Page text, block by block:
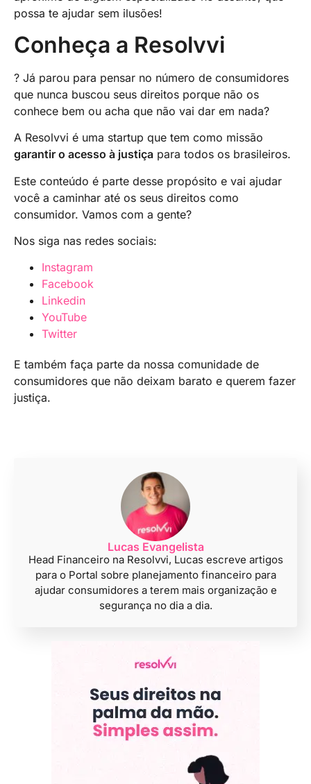
possa te ajudar sem ilusões!
Conheça a Resolvvi
? Já parou para pensar no número de consumidores
que nunca buscou seus direitos porque não os
conhece bem ou acha que não vai dar em nada?
A Resolvvi é uma startup que tem como missão
garantir o acesso à justiça para todos os brasileiros.
Este conteúdo é parte desse propósito e vai ajudar
você a caminhar até os seus direitos como
consumidor. Vamos com a gente?
Nos siga nas redes sociais:
Instagram
Facebook
Linkedin
YouTube
Twitter
E também faça parte da nossa comunidade de
consumidores que não deixam barato e querem fazer
justiça.
Lucas Evangelista
Head Financeiro na Resolvvi, Lucas escreve artigos
para o Portal sobre planejamento financeiro para
ajudar consumidores a terem mais organização e
segurança no dia a dia.